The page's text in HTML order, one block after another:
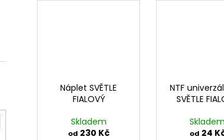
Náplet SVĚTLE
FIALOVÝ
Skladem
od 230 Kč
NTF
SVĚTLE
Skladem
od 24